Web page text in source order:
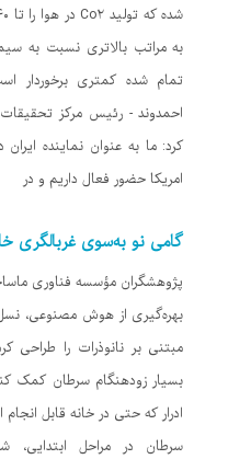
به مراتب بالاتری نسبت به
تمام شده کمتری برخوردار
احمدوند - رئیس مرکز
کرد: ما به عنوان نماینده
امریکا حضور فعال داریم و در
گامی نو به‌سوی غربالگری
بهره‌گیری از هوش مصنوعی،
مبتنی بر نانوذرات را طراحی
بسیار زودهنگام سرطان کمک
ادرار که حتی در خانه قابل
سرطان در مراحل ابتدایی،